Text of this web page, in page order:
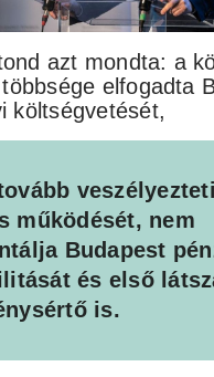
azt mondta: a
többsége elfogadta
költségvetését,
működését, nem
Budapest
és első
is.